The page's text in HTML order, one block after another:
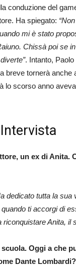
conduzione del
Ha spiegato:
mi è stato
Chissà poi se
. Intanto,
breve tornerà anche
lo scorso anno
un ex di Anita.
dedicato tutta la
ti accorgi di
Anita, il
Oggi a che
Dante Lombardi?